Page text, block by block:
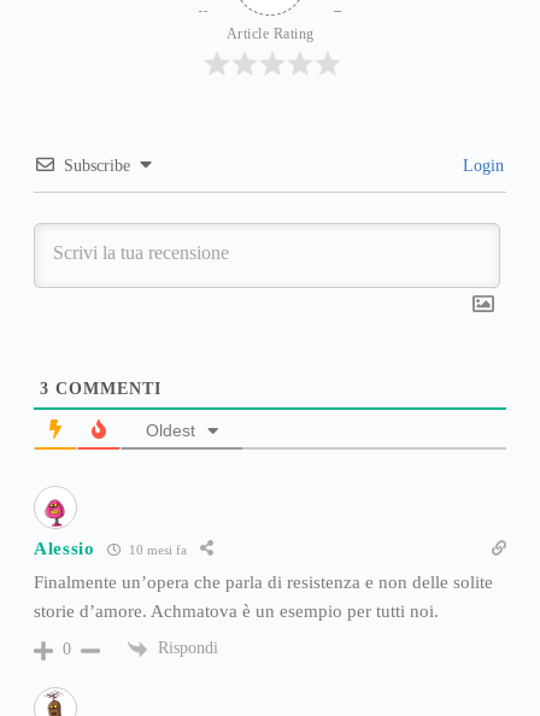
Article Rating
Subscribe Login
3 COMMENTI
Oldest
Alessio 10 mesi fa
Finalmente un’opera che parla di resistenza e non delle solite
storie d’amore. Achmatova è un esempio per tutti noi.
0 Rispondi